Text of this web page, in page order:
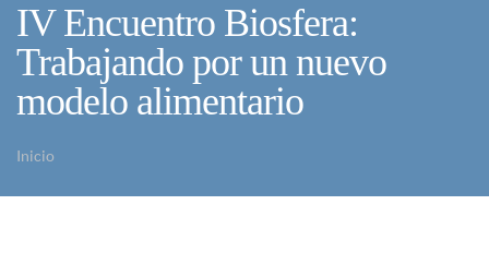
IV Encuentro Biosfera:
Trabajando por un nuevo
modelo alimentario
Inicio